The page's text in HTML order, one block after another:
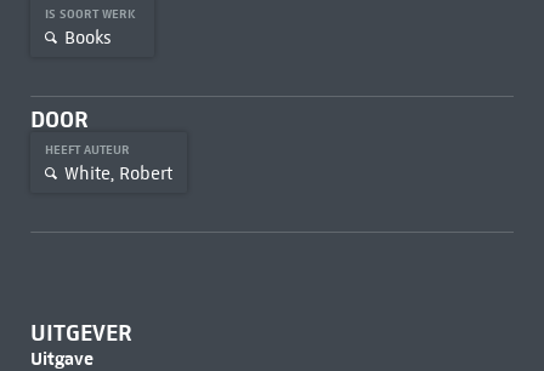
IS SOORT WERK
Books
DOOR
HEEFT AUTEUR
White, Robert
UITGEVER
Uitgave